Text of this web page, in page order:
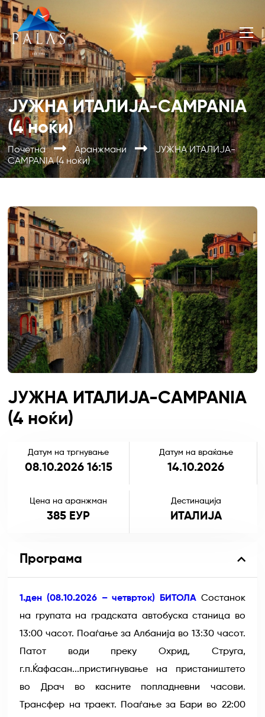
ЈУЖНА ИТАЛИЈА-CAMPANIA
(4 ноќи)
Почетна Аранжмани
ЈУЖНА ИТАЛИЈА-
CAMPANIA (4 ноќи)
ЈУЖНА ИТАЛИЈА-CAMPANIA
(4 ноќи)
Датум на тргнување
08.10.2026 16:15
Датум на враќање
14.10.2026
Цена на аранжман
385 ЕУР
Дестинација
ИТАЛИЈА
Програма
1.ден (08.10.2026 – четврток) БИТОЛАСостанок
на групата на градската автобуска станица во
13:00 часот. Поаѓање за Албанија во 13:30 часот.
Патот води преку Охрид, Струга,
г.п.Ќафасан...пристигнување на пристаништето
во Драч во касните попладневни часови.
Трансфер на траект. Поаѓање за Бари во 22:00